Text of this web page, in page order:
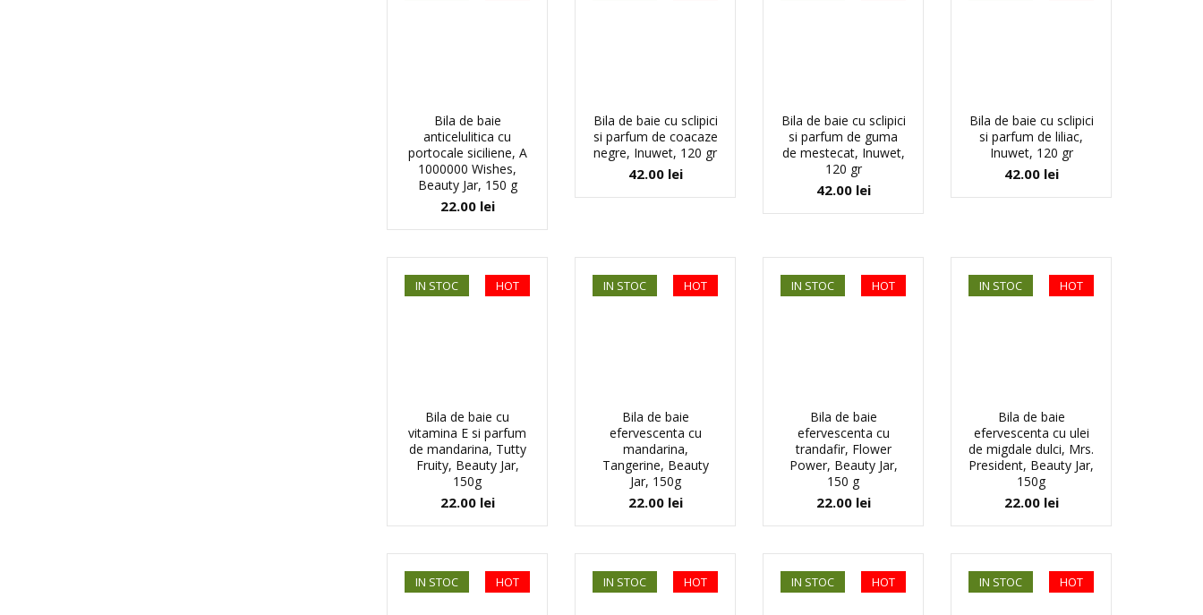
Bila de baie
anticelulitica cu
portocale siciliene, A
1000000 Wishes,
Beauty Jar, 150 g
22.00 lei
Bila de baie cu sclipici
si parfum de coacaze
negre, Inuwet, 120 gr
42.00 lei
Bila de baie cu sclipici
si parfum de guma
de mestecat, Inuwet,
120 gr
42.00 lei
Bila de baie cu sclipici
si parfum de liliac,
Inuwet, 120 gr
42.00 lei
HOT
IN STOC
Bila de baie cu
vitamina E si parfum
de mandarina, Tutty
Fruity, Beauty Jar,
150g
22.00 lei
HOT
IN STOC
Bila de baie
efervescenta cu
mandarina,
Tangerine, Beauty
Jar, 150g
22.00 lei
HOT
IN STOC
Bila de baie
efervescenta cu
trandafir, Flower
Power, Beauty Jar,
150 g
22.00 lei
HOT
IN STOC
Bila de baie
efervescenta cu ulei
de migdale dulci, Mrs.
President, Beauty Jar,
150g
22.00 lei
HOT
IN STOC HOT
IN STOC HOT
IN STOC HOT
IN STOC